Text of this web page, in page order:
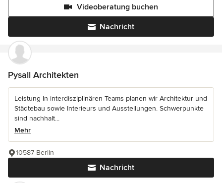
Nachricht
Videoberatung buchen
Pysall Architekten
Leistung In interdisziplinären Teams planen wir Architektur und
Städtebau sowie Interieurs und Ausstellungen. Schwerpunkte
sind nachhalt...
Mehr
Nachricht
10587 Berlin